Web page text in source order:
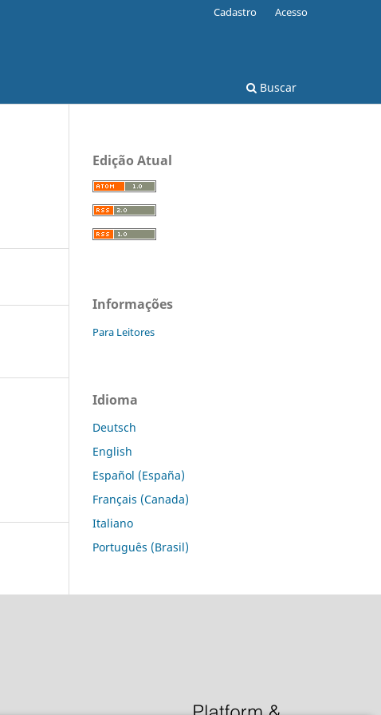
Buscar
Cadastro Acesso
Edição Atual
Informações
Para Leitores
Idioma
Deutsch
English
Español (España)
Français (Canada)
Italiano
Português (Brasil)